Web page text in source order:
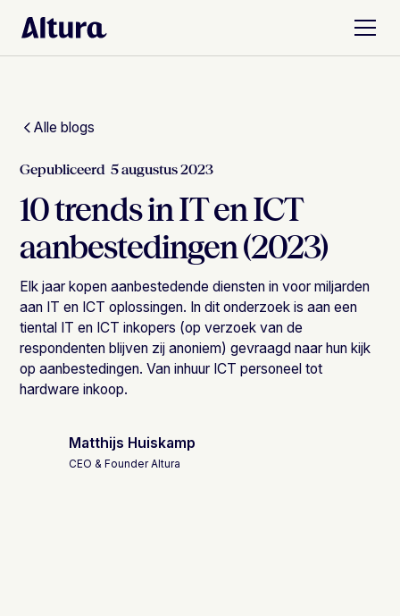
Alle blogs
Gepubliceerd5 augustus 2023
10 trends in IT en ICT
aanbestedingen (2023)
Elk jaar kopen aanbestedende diensten in voor miljarden
aan IT en ICT oplossingen. In dit onderzoek is aan een
tiental IT en ICT inkopers (op verzoek van de
respondenten blijven zij anoniem) gevraagd naar hun kijk
op aanbestedingen. Van inhuur ICT personeel tot
hardware inkoop.
Matthijs Huiskamp
CEO & Founder Altura